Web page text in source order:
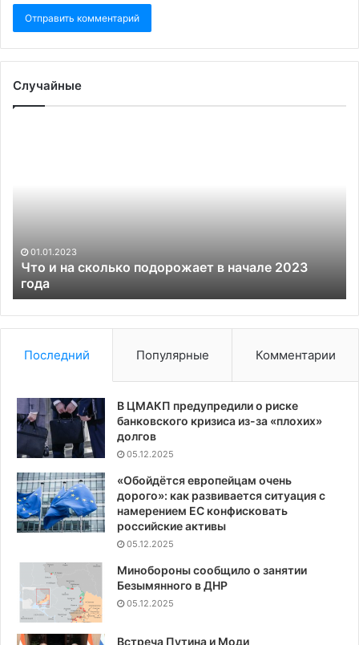
Случайные
улицы Грушевского
14.11.2025
НАБУ назвало главой группировки растратчиков
человека с улицы Грушевского
Последний Популярные Комментарии
В ЦМАКП предупредили о риске
банковского кризиса из-за «плохих»
долгов
05.12.2025
«Обойдётся европейцам очень
дорого»: как развивается ситуация с
намерением ЕС конфисковать
российские активы
05.12.2025
Минобороны сообщило о занятии
Безымянного в ДНР
05.12.2025
Встреча Путина и Моди